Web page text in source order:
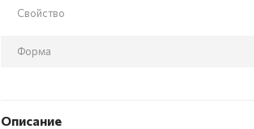
Свойство
Форма
Описание